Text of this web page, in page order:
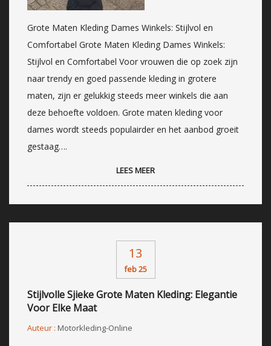
Grote Maten Kleding Dames Winkels: Stijlvol en
Comfortabel Grote Maten Kleding Dames Winkels:
Stijlvol en Comfortabel Voor vrouwen die op zoek zijn
naar trendy en goed passende kleding in grotere
maten, zijn er gelukkig steeds meer winkels die aan
deze behoefte voldoen. Grote maten kleding voor
dames wordt steeds populairder en het aanbod groeit
gestaag….
LEES MEER
13
feb 25
Stijlvolle Sjieke Grote Maten Kleding: Elegantie
Voor Elke Maat
Auteur : Motorkleding-Online